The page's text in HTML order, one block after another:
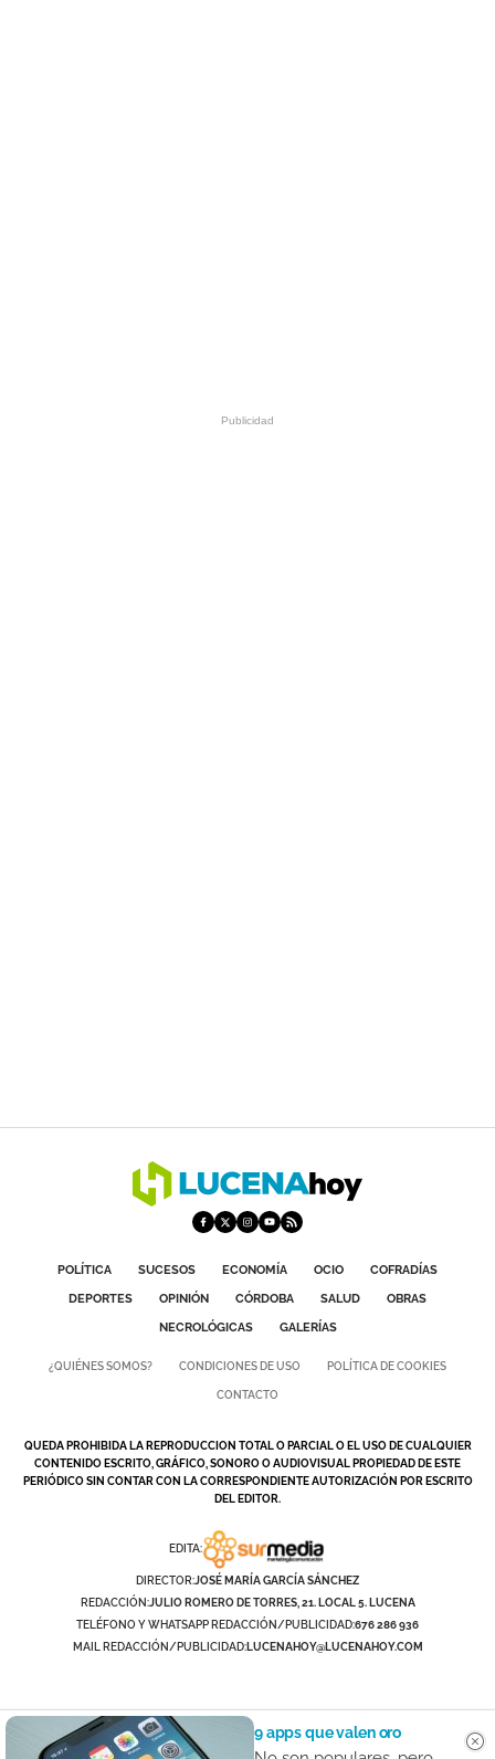
POLÍTICA SUCESOS ECONOMÍA OCIO
COFRADÍAS
DEPORTES
OPINIÓN CÓRDOBA SALUD
OBRAS
NECROLÓGICAS
GALERÍAS
¿QUIÉNES SOMOS? CONDICIONES DE USO POLÍTICA DE COOKIES
CONTACTO
QUEDA PROHIBIDA LA REPRODUCCION TOTAL O PARCIAL O EL USO DE CUALQUIER
CONTENIDO ESCRITO, GRÁFICO, SONORO O AUDIOVISUAL PROPIEDAD DE ESTE
PERIÓDICO SIN CONTAR CON LA CORRESPONDIENTE AUTORIZACIÓN POR ESCRITO
DEL EDITOR.
EDITA:
DIRECTOR:JOSÉ MARÍA GARCÍA SÁNCHEZ
REDACCIÓN:JULIO ROMERO DE TORRES, 21. LOCAL 5. LUCENA
TELÉFONO Y WHATSAPP REDACCIÓN/PUBLICIDAD:676 286 936
MAIL REDACCIÓN/PUBLICIDAD:LUCENAHOY@LUCENAHOY.COM
9 apps que valen oro